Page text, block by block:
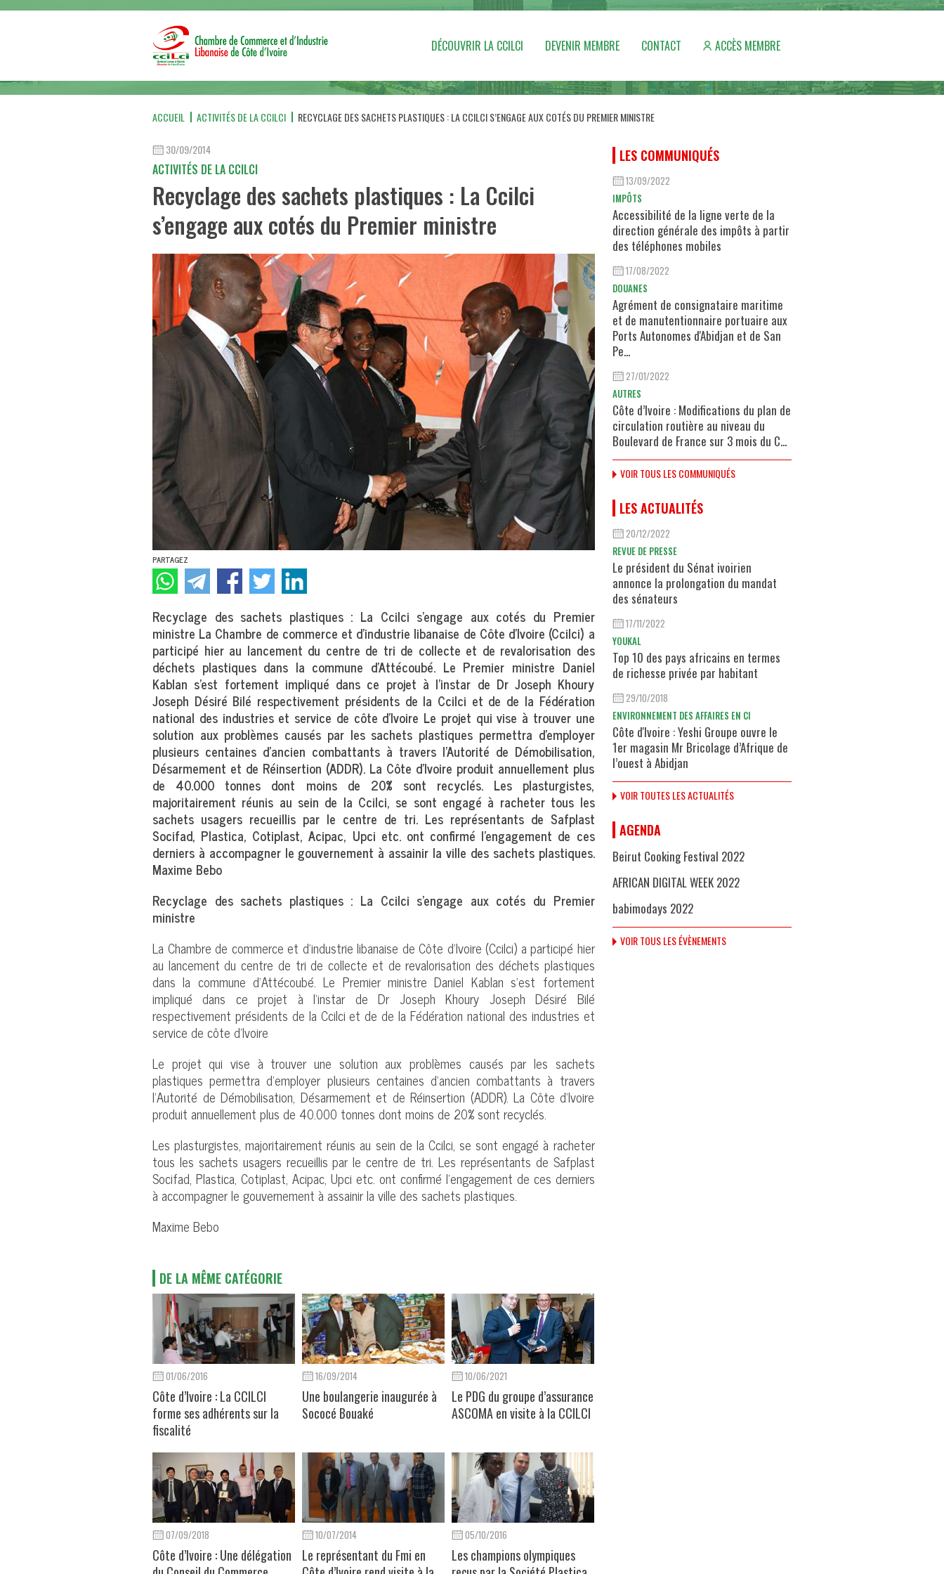
DÉCOUVRIR LA CCILCI DEVENIR MEMBRE CONTACT ACCÈS MEMBRE
ACCUEIL ACTIVITÉS DE LA CCILCI RECYCLAGE DES SACHETS PLASTIQUES : LA CCILCI S’ENGAGE AUX COTÉS DU PREMIER MINISTRE
30/09/2014
ACTIVITÉS DE LA CCILCI
Recyclage des sachets plastiques : La Ccilci
s’engage aux cotés du Premier ministre
PARTAGEZ
Recyclage des sachets plastiques : La Ccilci s’engage aux cotés du Premier
ministre La Chambre de commerce et d’industrie libanaise de Côte d’Ivoire (Ccilci) a
participé hier au lancement du centre de tri de collecte et de revalorisation des
déchets plastiques dans la commune d’Attécoubé. Le Premier ministre Daniel
Kablan s’est fortement impliqué dans ce projet à l’instar de Dr Joseph Khoury
Joseph Désiré Bilé respectivement présidents de la Ccilci et de de la Fédération
national des industries et service de côte d’Ivoire Le projet qui vise à trouver une
solution aux problèmes causés par les sachets plastiques permettra d’employer
plusieurs centaines d’ancien combattants à travers l’Autorité de Démobilisation,
Désarmement et de Réinsertion (ADDR). La Côte d’Ivoire produit annuellement plus
de 40.000 tonnes dont moins de 20% sont recyclés. Les plasturgistes,
majoritairement réunis au sein de la Ccilci, se sont engagé à racheter tous les
sachets usagers recueillis par le centre de tri. Les représentants de Safplast
Socifad, Plastica, Cotiplast, Acipac, Upci etc. ont confirmé l’engagement de ces
derniers à accompagner le gouvernement à assainir la ville des sachets plastiques.
Maxime Bebo
Recyclage des sachets plastiques : La Ccilci s’engage aux cotés du Premier
ministre
La Chambre de commerce et d’industrie libanaise de Côte d’Ivoire (Ccilci) a participé hier
au lancement du centre de tri de collecte et de revalorisation des déchets plastiques
dans la commune d’Attécoubé. Le Premier ministre Daniel Kablan s’est fortement
impliqué dans ce projet à l’instar de Dr Joseph Khoury Joseph Désiré Bilé
respectivement présidents de la Ccilci et de de la Fédération national des industries et
service de côte d’Ivoire
Le projet qui vise à trouver une solution aux problèmes causés par les sachets
plastiques permettra d’employer plusieurs centaines d’ancien combattants à travers
l’Autorité de Démobilisation, Désarmement et de Réinsertion (ADDR). La Côte d’Ivoire
produit annuellement plus de 40.000 tonnes dont moins de 20% sont recyclés.
Les plasturgistes, majoritairement réunis au sein de la Ccilci, se sont engagé à racheter
tous les sachets usagers recueillis par le centre de tri. Les représentants de Safplast
Socifad, Plastica, Cotiplast, Acipac, Upci etc. ont confirmé l’engagement de ces derniers
à accompagner le gouvernement à assainir la ville des sachets plastiques.
Maxime Bebo
DE LA MÊME CATÉGORIE
01/06/2016
Côte d’Ivoire : La CCILCI
forme ses adhérents sur la
fiscalité
16/09/2014
Une boulangerie inaugurée à
Sococé Bouaké
10/06/2021
Le PDG du groupe d’assurance
ASCOMA en visite à la CCILCI
07/09/2018
Côte d’Ivoire : Une délégation
10/07/2014
Le représentant du Fmi en
05/10/2016
Les champions olympiques
LES COMMUNIQUÉS
13/09/2022
IMPÔTS
Accessibilité de la ligne verte de la
direction générale des impôts à partir
des téléphones mobiles
17/08/2022
DOUANES
Agrément de consignataire maritime
et de manutentionnaire portuaire aux
Ports Autonomes d'Abidjan et de San
Pe...
27/01/2022
AUTRES
Côte d’Ivoire : Modifications du plan de
circulation routière au niveau du
Boulevard de France sur 3 mois du C...
VOIR TOUS LES COMMUNIQUÉS
LES ACTUALITÉS
20/12/2022
REVUE DE PRESSE
Le président du Sénat ivoirien
annonce la prolongation du mandat
des sénateurs
17/11/2022
YOUKAL
Top 10 des pays africains en termes
de richesse privée par habitant
29/10/2018
ENVIRONNEMENT DES AFFAIRES EN CI
Côte d'Ivoire : Yeshi Groupe ouvre le
1er magasin Mr Bricolage d’Afrique de
l’ouest à Abidjan
VOIR TOUTES LES ACTUALITÉS
AGENDA
Beirut Cooking Festival 2022
AFRICAN DIGITAL WEEK 2022
babimodays 2022
VOIR TOUS LES ÉVÈNEMENTS